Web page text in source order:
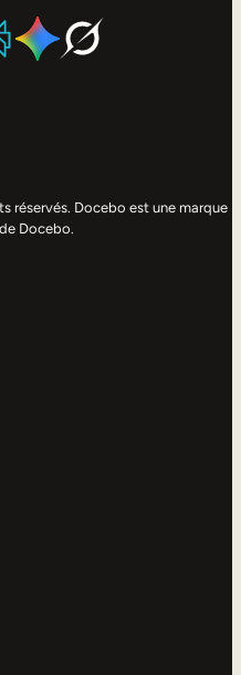
réservés. Docebo est une marque
Docebo.